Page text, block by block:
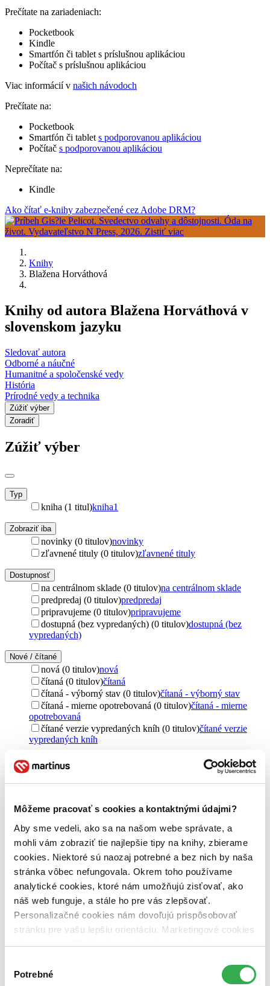
Môžeme pracovať s cookies a kontaktnými údajmi?
Aby sme vedeli, ako sa na našom webe správate, a
mohli vám zobraziť tie najlepšie tipy na knihy, zbierame
cookies. Niektoré sú naozaj potrebné a bez nich by naša
stránka vôbec nefungovala. Okrem toho používame
analytické cookies, ktoré nám umožňujú zisťovať, ako
náš web funguje, a stále ho pre vás zlepšovať.
Personalizačné cookies nám dovoľujú prispôsobovať
stránku pre vašu lepšiu orientáciu. Marketingové cookies
nám zas umožňujú zobrazenie relevantnej reklamy.
nám pomohlo, keby sme mohli používať všetky tieto
súhlasu
Potrebné
Prečítate na zariadeniach:
Pocketbook
Kindle
Smartfón či tablet s príslušnou aplikáciou
Počítač s príslušnou aplikáciou
Viac informácií v našich návodoch
Prečítate na:
Pocketbook
Smartfón či tablet s podporovanou aplikáciou
Počítač s podporovanou aplikáciou
Neprečítate na:
Kindle
Ako čítať e-knihy zabezpečené cez Adobe DRM?
Knihy
Blažena Horváthová
Knihy od autora Blažena Horváthová v
slovenskom jazyku
Sledovať autora
Odborné a náučné
Humanitné a spoločenské vedy
História
Prírodné vedy a technika
Zúžiť výber
Zoradiť
Zúžiť výber
Typ
kniha (1 titul)kniha1
Zobraziť iba
novinky (0 titulov)novinky
zľavnené tituly (0 titulov)zľavnené tituly
Dostupnosť
na centrálnom sklade (0 titulov)na centrálnom sklade
predpredaj (0 titulov)predpredaj
pripravujeme (0 titulov)pripravujeme
dostupná (bez vypredaných) (0 titulov)dostupná (bez
vypredaných)
Nové / čítané
nová (0 titulov)nová
čítaná (0 titulov)čítaná
čítaná - výborný stav (0 titulov)čítaná - výborný stav
čítaná - mierne opotrebovaná (0 titulov)čítaná - mierne
opotrebovaná
čítané verzie vypredaných kníh (0 titulov)čítané verzie
vypredaných kníh
Jazyk
VEDA (1 titul)VEDA1
Väzba
pevná väzba (1 titul)pevná väzba 1
Zoradiť
Bestsellery
Novinky
Najdrahšie